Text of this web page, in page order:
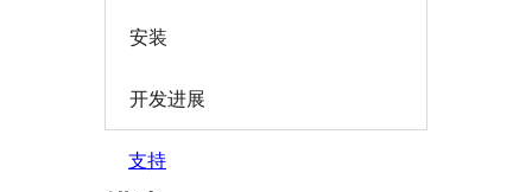
安装
开发进展
支持